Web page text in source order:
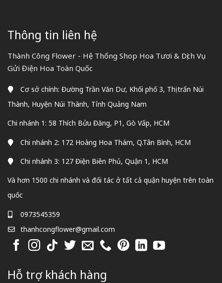
Thông tin liên hệ
Thành Công Flower - Hệ Thống Shop Hoa Tươi & Dịch Vụ
Gửi Điện Hoa Toàn Quốc
Cơ sở chính: Đường Trần Văn Dư, Khối phố 3, Thị trấn Núi
Thành, Huyện Núi Thành, Tỉnh Quảng Nam
Chi nhánh 1: 58 Thích Bửu Đăng, P1, Gò Vấp, HCM
Chi nhánh 2: 172 Hoàng Hoa Thám, Q.Tân Bình, HCM
Chi nhánh 3: 127 Điện Biên Phủ, Quận 1, HCM
Và hơn 1500 chi nhánh và đối tác ở tất cả quận huyện trên toàn
quốc
0973545359
thanhcongflower@gmail.com
Hỗ trợ khách hàng